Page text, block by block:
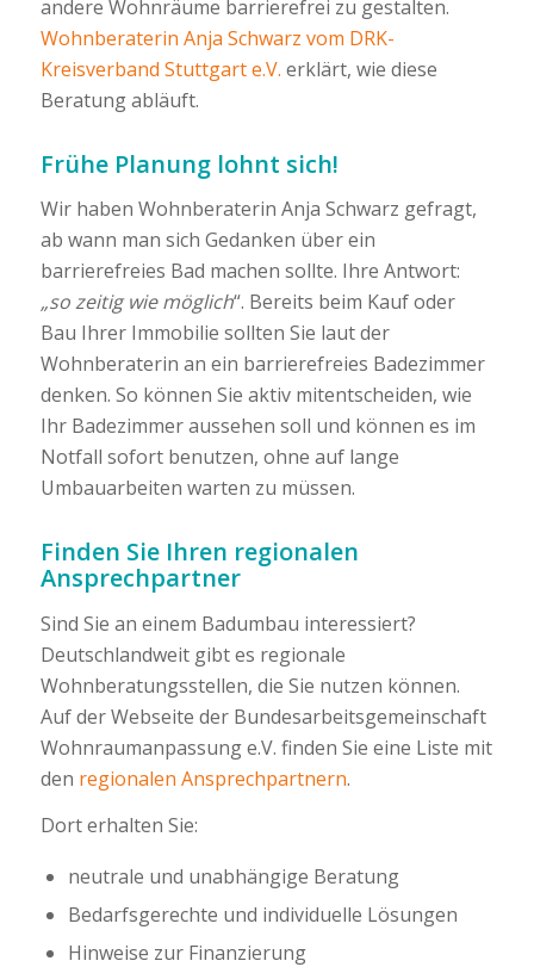
andere Wohnräume barrierefrei zu gestalten.
Wohnberaterin Anja Schwarz vom DRK-
Kreisverband Stuttgart e.V. erklärt, wie diese
Beratung abläuft.
Frühe Planung lohnt sich!
Wir haben Wohnberaterin Anja Schwarz gefragt,
ab wann man sich Gedanken über ein
barrierefreies Bad machen sollte. Ihre Antwort:
„so zeitig wie möglich“. Bereits beim Kauf oder
Bau Ihrer Immobilie sollten Sie laut der
Wohnberaterin an ein barrierefreies Badezimmer
denken. So können Sie aktiv mitentscheiden, wie
Ihr Badezimmer aussehen soll und können es im
Notfall sofort benutzen, ohne auf lange
Umbauarbeiten warten zu müssen.
Finden Sie Ihren regionalen
Ansprechpartner
Sind Sie an einem Badumbau interessiert?
Deutschlandweit gibt es regionale
Wohnberatungsstellen, die Sie nutzen können.
Auf der Webseite der Bundesarbeitsgemeinschaft
Wohnraumanpassung e.V. finden Sie eine Liste mit
den regionalen Ansprechpartnern.
Dort erhalten Sie:
neutrale und unabhängige Beratung
Bedarfsgerechte und individuelle Lösungen
Hinweise zur Finanzierung